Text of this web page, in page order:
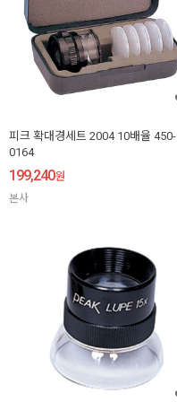
피크 확대경세트 2004 10배율 450-
0164
199,240원
본사